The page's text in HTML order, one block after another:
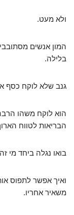
ולא מעט.
המון אנשים
בלילה.
גנב שלא לוקח כסף
הוא לוקח משהו
הבריאות לטווח
בואו נגלה ביחד מי
ואיך אפשר לתפוס
משאיר אחריו.